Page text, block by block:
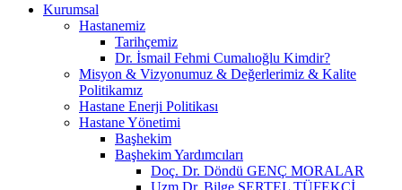
Kurumsal
Hastanemiz
Tarihçemiz
Dr. İsmail Fehmi Cumalıoğlu Kimdir?
Misyon & Vizyonumuz & Değerlerimiz & Kalite
Politikamız
Hastane Enerji Politikası
Hastane Yönetimi
Başhekim
Başhekim Yardımcıları
Doç. Dr. Döndü GENÇ MORALAR
Uzm.Dr. Bilge SERTEL TÜFEKCİ